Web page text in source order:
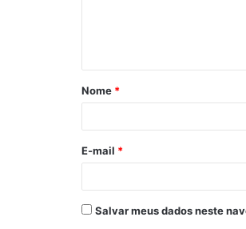
á
r
*
Nome *
E-mail *
Salvar meus dados neste